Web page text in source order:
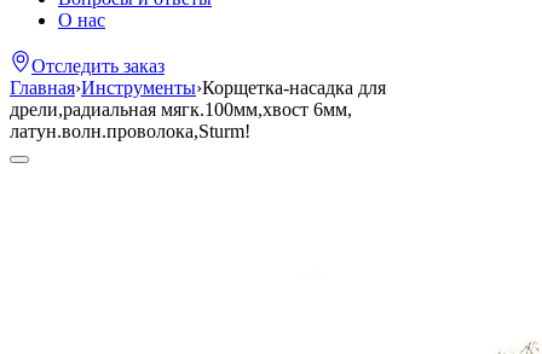
О нас
Отследить заказ
Главная›Инструменты›Корщетка-насадка для
дрели,радиальная мягк.100мм,хвост 6мм,
латун.волн.проволока,Sturm!